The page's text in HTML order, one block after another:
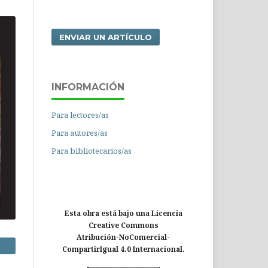
ENVIAR UN ARTÍCULO
INFORMACIÓN
Para lectores/as
Para autores/as
Para bibliotecarios/as
Esta obra está bajo una Licencia
Creative Commons
Atribución-NoComercial-
CompartirIgual 4.0 Internacional.